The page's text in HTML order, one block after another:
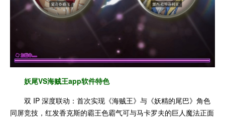
妖尾VS海贼王app软件特色
双 IP 深度联动：首次实现《海贼王》与《妖精的尾巴》角色
同屏竞技，红发香克斯的霸王色霸气可与马卡罗夫的巨人魔法正面